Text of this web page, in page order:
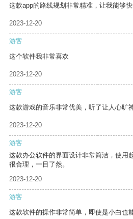
这款app的路线规划非常精准，让我能够快
2023-12-20
游客
这个软件我非常喜欢
2023-12-20
游客
这款游戏的音乐非常优美，听了让人心旷神
2023-12-20
游客
这款办公软件的界面设计非常简洁，使用
很合理，一目了然。
2023-12-20
游客
这款软件的操作非常简单，即使是小白也